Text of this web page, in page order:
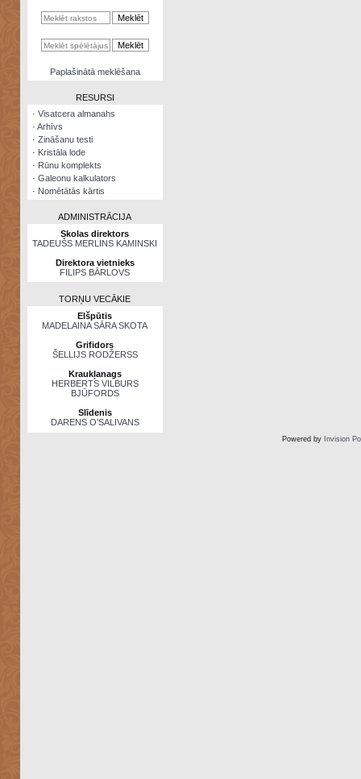
kalkulators
NomētātāsPaplašinātā meklēšana
RESURSI
· Visatcera almanahs
· Arhīvs
· Zināšanu testi
· Kristāla lode
· Rūnu komplekts
· Galeonu kalkulators
· Nomētātās kārtis
ADMINISTRĀCIJA
Skolas direktors
TADEUŠS MERLINS KAMINSKI
Direktora vietnieks
FILIPS BĀRLOVS
TORŅU VECĀKIE
Elšpūtis
MADELAINA SĀRA SKOTA
Grifidors
ŠELLIJS RODŽERSS
Kraukļanags
HERBERTS VILBURS
BJŪFORDS
Slīdenis
DARENS O’SALIVANS
Powered by Invision